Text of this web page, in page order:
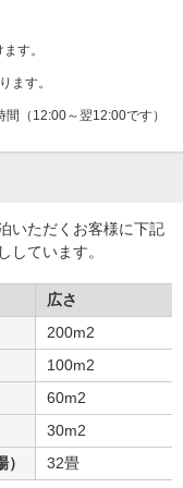
す。
ます。
（12:00～翌12:00です）
いただくお客様に下記
しています。
広さ
200m2
100m2
60m2
30m2
32畳